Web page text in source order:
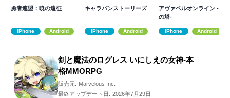
勇者連盟：暁の遠征
iPhone Android
キャラバンストーリーズ
iPhone Android
アヴァベルオンライン -絆
の塔-
iPhone Android
剣と魔法のログレス いにしえの女神-本
格MMORPG
販売元: Marvelous Inc.
最終アップデート日: 2026年7月29日